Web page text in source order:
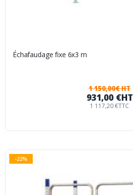
Échafaudage fixe 6x3 m
1 150,00€ HT
931,00 €HT
1 117,20 €TTC
-22%